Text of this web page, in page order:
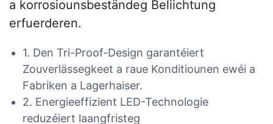
a korrosiounsbeständeg Beliichtung
erfuerderen.
1. Den Tri-Proof-Design garantéiert
Zouverlässegkeet a raue Konditiounen ewéi a
Fabriken a Lagerhaiser.
2. Energieeffizient LED-Technologie
reduzéiert laangfristeg